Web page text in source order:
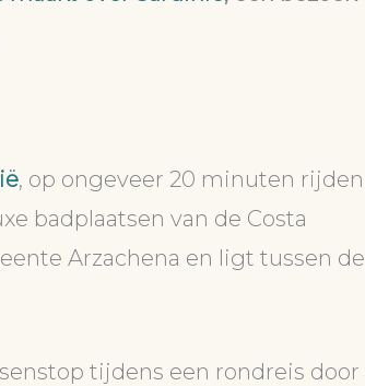
, op ongeveer 20 minuten rijden
badplaatsen van de Costa
Arzachena en ligt tussen de
tijdens een rondreis door